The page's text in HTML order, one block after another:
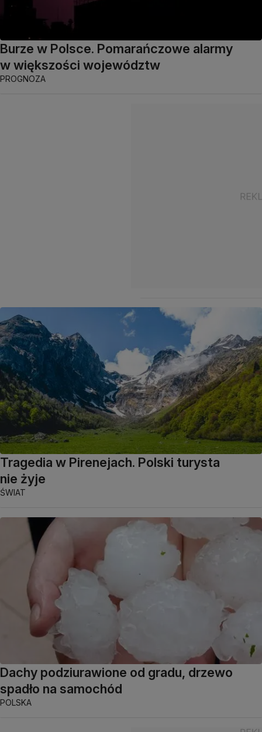
Burze w Polsce. Pomarańczowe alarmy
w większości województw
PROGNOZA
Tragedia w Pirenejach. Polski turysta
nie żyje
ŚWIAT
Dachy podziurawione od gradu, drzewo
spadło na samochód
POLSKA